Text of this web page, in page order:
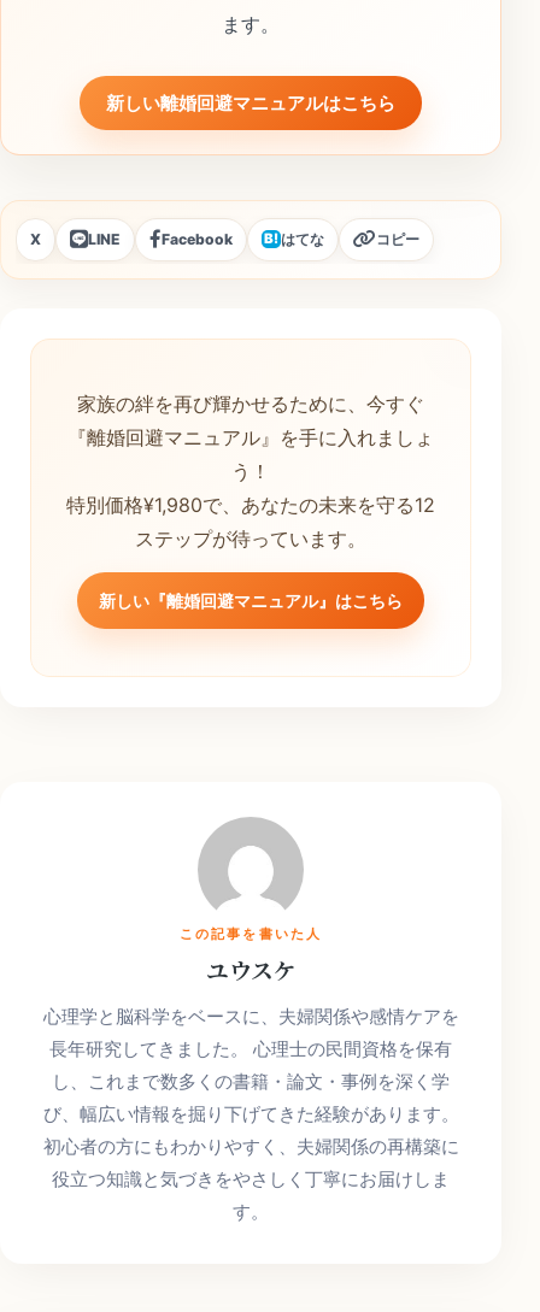
ます。
新しい離婚回避マニュアルはこちら
X LINE Facebook B!はてな コピー
家族の絆を再び輝かせるために、今すぐ
『離婚回避マニュアル』を手に入れましょ
う！
特別価格¥1,980で、あなたの未来を守る12
ステップが待っています。
新しい『離婚回避マニュアル』はこちら
この記事を書いた人
ユウスケ
心理学と脳科学をベースに、夫婦関係や感情ケアを
長年研究してきました。 心理士の民間資格を保有
し、これまで数多くの書籍・論文・事例を深く学
び、幅広い情報を掘り下げてきた経験があります。
初心者の方にもわかりやすく、夫婦関係の再構築に
役立つ知識と気づきをやさしく丁寧にお届けしま
す。